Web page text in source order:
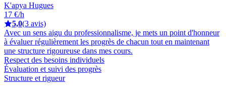
K'apya Hugues
17 €/h
5,0(3 avis)
Avec un sens aigu du professionnalisme, je mets un point d'honneur
à évaluer régulièrement les progrès de chacun tout en maintenant
une structure rigoureuse dans mes cours.
Respect des besoins individuels
Évaluation et suivi des progrès
Structure et rigueur